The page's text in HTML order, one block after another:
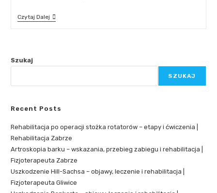
Czytaj Dalej
Szukaj
SZUKAJ
Recent Posts
Rehabilitacja po operacji stożka rotatorów – etapy i ćwiczenia |
Rehabilitacja Zabrze
Artroskopia barku – wskazania, przebieg zabiegu i rehabilitacja |
Fizjoterapeuta Zabrze
Uszkodzenie Hill-Sachsa – objawy, leczenie i rehabilitacja |
Fizjoterapeuta Gliwice